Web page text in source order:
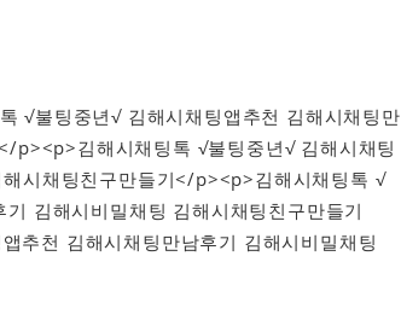
불팅중년√ 김해시채팅앱추천 김해시채팅만
p><p>김해시채팅톡 √불팅중년√ 김해시채팅
시채팅친구만들기</p><p>김해시채팅톡 √
김해시비밀채팅 김해시채팅친구만들기
추천 김해시채팅만남후기 김해시비밀채팅